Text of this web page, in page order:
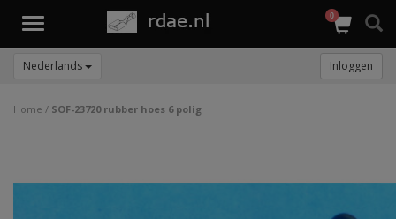
Toggle
0
Nederlands Inloggen
Home / SOF-23720 rubber hoes 6 polig